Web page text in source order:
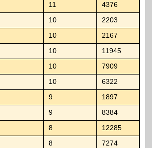
11 4376
10 2203
10 2167
10 11945
10 7909
10 6322
9 1897
9 8384
8 12285
8 7274